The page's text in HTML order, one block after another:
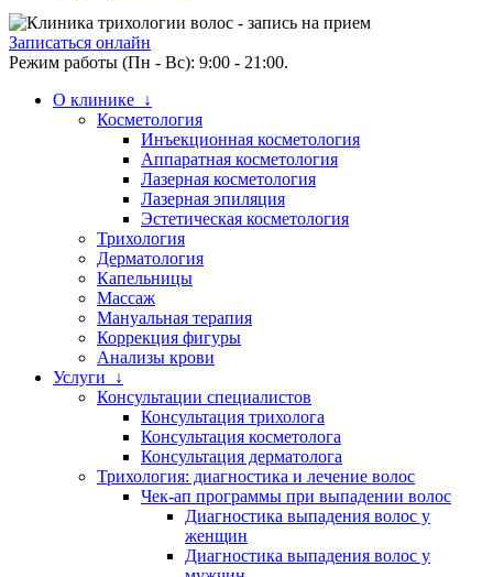
Записаться онлайн
Режим работы (Пн - Вс): 9:00 - 21:00.
О клинике ↓
Косметология
Инъекционная косметология
Аппаратная косметология
Лазерная косметология
Лазерная эпиляция
Эстетическая косметология
Трихология
Дерматология
Капельницы
Массаж
Мануальная терапия
Коррекция фигуры
Анализы крови
Услуги ↓
Консультации специалистов
Консультация трихолога
Консультация косметолога
Консультация дерматолога
Трихология: диагностика и лечение волос
Чек-ап программы при выпадении волос
Диагностика выпадения волос у
женщин
Диагностика выпадения волос у